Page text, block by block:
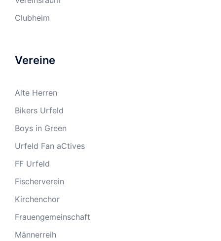
Clubheim
Vereine
Alte Herren
Bikers Urfeld
Boys in Green
Urfeld Fan aCtives
FF Urfeld
Fischerverein
Kirchenchor
Frauengemeinschaft
Männerreih